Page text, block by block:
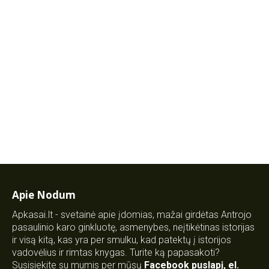
Apie Nodum
Apkasai.lt - svetainė apie įdomias, mažai girdėtas Antrojo
pasaulinio karo ginkluotę, asmenybes, neįtikėtinas istorijas
ir visą kitą, kas yra per smulku, kad patektų į istorijos
vadovėlius ir rimtas knygas. Turite ką papasakoti?
Susisiekite su mumis per mūsų Facebook puslapį, el.